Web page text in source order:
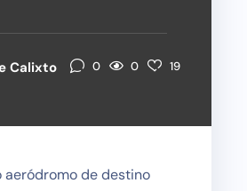
Calixto 0 0 19
aeródromo de destino